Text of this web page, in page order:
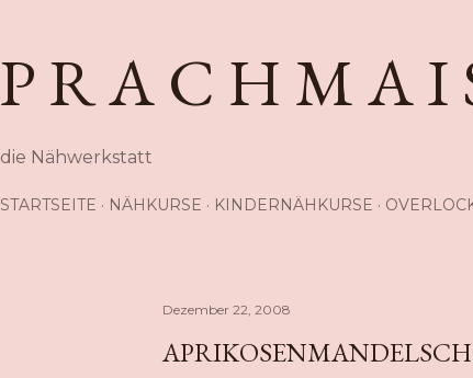
P R A C H M A I
die Nähwerkstatt
STARTSEITE NÄHKURSE KINDERNÄHKURSE
Dezember 22, 2008